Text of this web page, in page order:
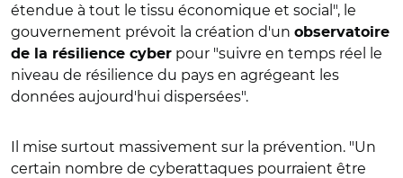
étendue à tout le tissu économique et social", le
gouvernement prévoit la création d'un observatoire
de la résilience cyber pour "suivre en temps réel le
niveau de résilience du pays en agrégeant les
données aujourd'hui dispersées".
Il mise surtout massivement sur la prévention. "Un
certain nombre de cyberattaques pourraient être